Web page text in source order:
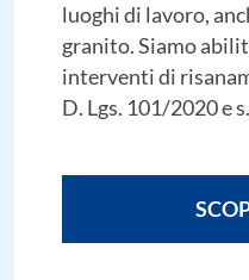
luoghi di lavoro,
granito. Siamo
interventi di
D. Lgs. 101/2020 e